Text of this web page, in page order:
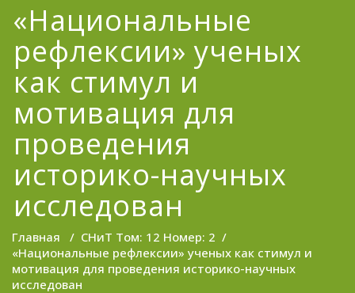
«Национальные
рефлексии» ученых
как стимул и
мотивация для
проведения
историко-научных
исследован
Главная / СНиТ Том: 12 Номер: 2 /
«Национальные рефлексии» ученых как стимул и
мотивация для проведения историко-научных
исследован